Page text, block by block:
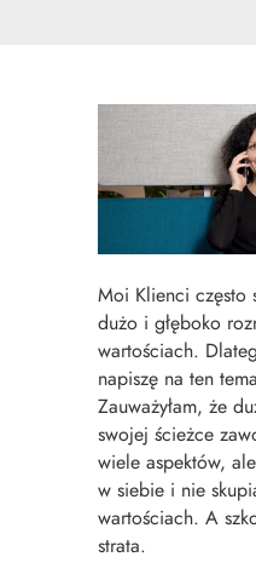
Moi Klienci często
dużo i głęboko
wartościach.
napiszę na ten
Zauważyłam, że
swojej ścieżce
wiele aspektów,
w siebie i nie
wartościach. A
strata.